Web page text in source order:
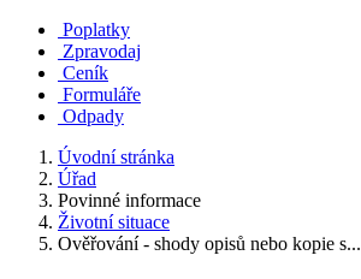
Poplatky
Zpravodaj
Ceník
Formuláře
Odpady
Úvodní stránka
Úřad
Povinné informace
Životní situace
Ověřování - shody opisů nebo kopie s...